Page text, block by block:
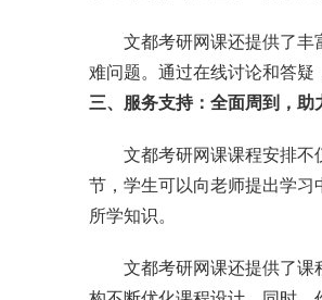
文都考研网课还提供了丰
难问题。通过在线讨论和答疑
三、服务支持：全面周到，助
文都考研网课课程安排不
节，学生可以向老师提出学
所学知识。
文都考研网课还提供了课